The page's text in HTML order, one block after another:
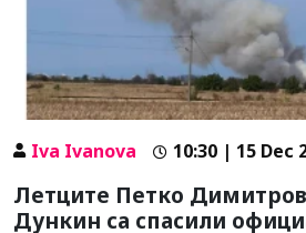
Iva Ivanova 10:30 | 15 Dec
Летците Петко
Дункин са спасили